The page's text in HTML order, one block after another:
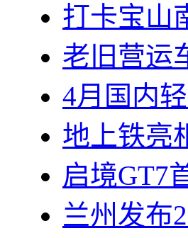
打卡宝山
老旧营运
4月国内
地上铁亮
启境GT7
兰州发布